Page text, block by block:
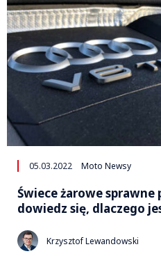
05.03.2022 Moto Newsy
Świece żarowe sprawne
dowiedz się, dlaczego
Krzysztof Lewandowski